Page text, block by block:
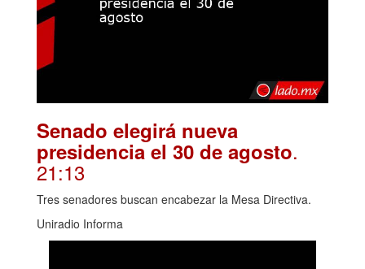
Senado elegirá nueva
presidencia el 30 de agosto.
21:13
Tres senadores buscan encabezar la Mesa Directiva.
Uniradio Informa